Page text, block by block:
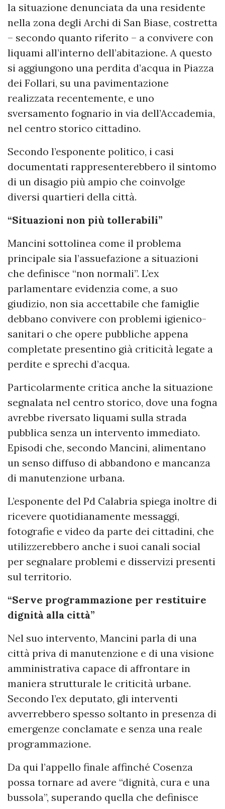
la situazione denunciata da una residente
nella zona degli Archi di San Biase, costretta
– secondo quanto riferito – a convivere con
liquami all’interno dell’abitazione. A questo
si aggiungono una perdita d’acqua in Piazza
dei Follari, su una pavimentazione
realizzata recentemente, e uno
sversamento fognario in via dell’Accademia,
nel centro storico cittadino.
Secondo l’esponente politico, i casi
documentati rappresenterebbero il sintomo
di un disagio più ampio che coinvolge
diversi quartieri della città.
“Situazioni non più tollerabili”
Mancini sottolinea come il problema
principale sia l’assuefazione a situazioni
che definisce “non normali”. L’ex
parlamentare evidenzia come, a suo
giudizio, non sia accettabile che famiglie
debbano convivere con problemi igienico-
sanitari o che opere pubbliche appena
completate presentino già criticità legate a
perdite e sprechi d’acqua.
Particolarmente critica anche la situazione
segnalata nel centro storico, dove una fogna
avrebbe riversato liquami sulla strada
pubblica senza un intervento immediato.
Episodi che, secondo Mancini, alimentano
un senso diffuso di abbandono e mancanza
di manutenzione urbana.
L’esponente del Pd Calabria spiega inoltre di
ricevere quotidianamente messaggi,
fotografie e video da parte dei cittadini, che
utilizzerebbero anche i suoi canali social
per segnalare problemi e disservizi presenti
sul territorio.
“Serve programmazione per restituire
dignità alla città”
Nel suo intervento, Mancini parla di una
città priva di manutenzione e di una visione
amministrativa capace di affrontare in
maniera strutturale le criticità urbane.
Secondo l’ex deputato, gli interventi
avverrebbero spesso soltanto in presenza di
emergenze conclamate e senza una reale
programmazione.
Da qui l’appello finale affinché Cosenza
possa tornare ad avere “dignità, cura e una
bussola”, superando quella che definisce